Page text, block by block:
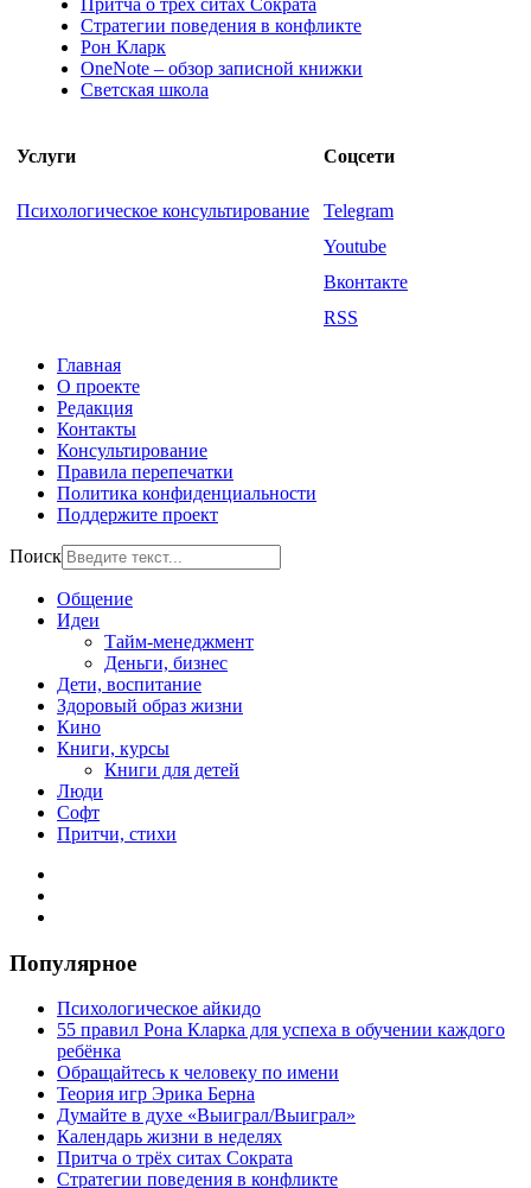
Стратегии поведения в конфликте
Рон Кларк
OneNote – обзор записной книжки
Светская школа
Услуги Соцсети
Психологическое консультирование
Telegram
Youtube
Вконтакте
RSS
Главная
О проекте
Редакция
Контакты
Консультирование
Правила перепечатки
Политика конфиденциальности
Поддержите проект
Поиск
Общение
Идеи
Тайм-менеджмент
Деньги, бизнес
Дети, воспитание
Здоровый образ жизни
Кино
Книги, курсы
Книги для детей
Люди
Софт
Притчи, стихи
Популярное
Психологическое айкидо
55 правил Рона Кларка для успеха в обучении каждого
ребёнка
Обращайтесь к человеку по имени
Теория игр Эрика Берна
Думайте в духе «Выиграл/Выиграл»
Календарь жизни в неделях
Притча о трёх ситах Сократа
Стратегии поведения в конфликте